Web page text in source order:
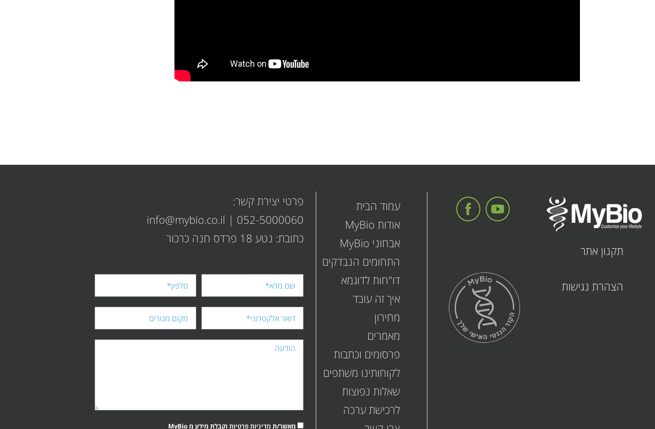
תקנון אתר
מסוג
הצהרת נגישות
עמוד הבית
אודות MyBio
אבחוני MyBio
התחומים הנבדקים
דו"חות לדוגמא
איך זה עובד
מחירון
מאמרים
פרסומים וכתבות
לקוחותינו משתפים
שאלות נפוצות
לרכישת ערכה
פרטי יצירת קשר:
052-5000060
|
info@mybio.co.il
כתובת: נטע 18 פרדס חנה כרכור
מאשר/ת מדיניות פרטיות וקבלת מידע מ MyBio